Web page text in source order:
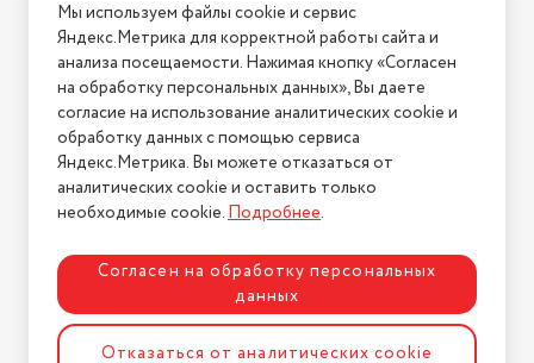
Условия возврата
Нашли ошибку на сайте? Напишите нам
2026 © Интернет-магазин "АстМаркет". У нас есть всё!
Политика конфиденциальности
Разработка сайтаASTDESIGN
Мы используем файлы cookie и сервис
Яндекс.Метрика для корректной работы сайта и
анализа посещаемости. Нажимая кнопку «Согласен
на обработку персональных данных», Вы даете
согласие на использование аналитических cookie и
обработку данных с помощью сервиса
Яндекс.Метрика. Вы можете отказаться от
аналитических cookie и оставить только
необходимые cookie.Подробнее.
Согласен на обработку персональных
данных
Отказаться от аналитических cookie